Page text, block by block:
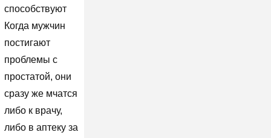
способствуют
Когда мужчин
постигают
проблемы с
простатой, они
сразу же мчатся
либо к врачу,
либо в аптеку за